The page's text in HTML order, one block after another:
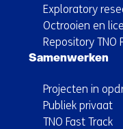
Exploratory
Octrooien en
Repository TNO
Samenwerken
Projecten in
Publiek privaat
TNO Fast Track